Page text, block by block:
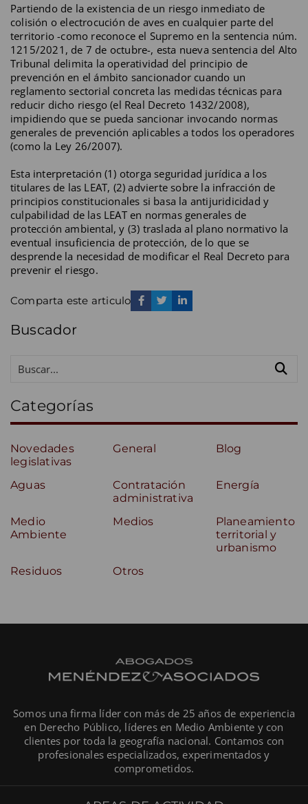
Partiendo de la existencia de un riesgo inmediato de
colisión o electrocución de aves en cualquier parte del
territorio -como reconoce el Supremo en la sentencia núm.
1215/2021, de 7 de octubre-, esta nueva sentencia del Alto
Tribunal delimita la operatividad del principio de
prevención en el ámbito sancionador cuando un
reglamento sectorial concreta las medidas técnicas para
reducir dicho riesgo (el Real Decreto 1432/2008),
impidiendo que se pueda sancionar invocando normas
generales de prevención aplicables a todos los operadores
(como la Ley 26/2007).
Esta interpretación (1) otorga seguridad jurídica a los
titulares de las LEAT, (2) advierte sobre la infracción de
principios constitucionales si basa la antijuridicidad y
culpabilidad de las LEAT en normas generales de
protección ambiental, y (3) traslada al plano normativo la
eventual insuficiencia de protección, de lo que se
desprende la necesidad de modificar el Real Decreto para
prevenir el riesgo.
Comparta este articulo
Buscador
Categorías
Novedades
legislativas
General Blog
Aguas
Contratación
administrativa
Energía
Medio
Ambiente
Medios
Planeamiento
territorial y
urbanismo
Residuos
Otros
Somos una firma líder con más de 25 años de experiencia
en Derecho Público, líderes en Medio Ambiente y con
clientes por toda la geografía nacional. Contamos con
profesionales especializados, experimentados y
comprometidos.